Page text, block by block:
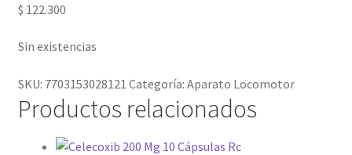
$ 122.300
Sin existencias
SKU: 7703153028121 Categoría: Aparato Locomotor
Productos relacionados